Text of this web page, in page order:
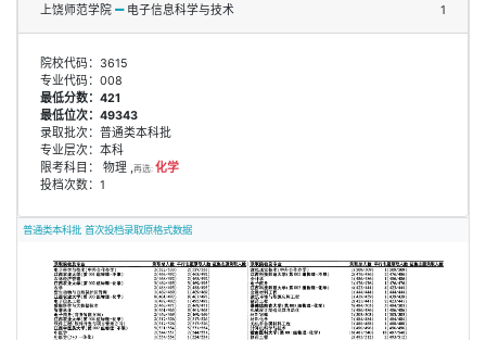
上饶师范学院 电子信息科学与技术 1
院校代码：3615
专业代码：008
最低分数：421
最低位次：49343
录取批次：普通类本科批
专业层次：本科
限考科目： 物理 ,再选: 化学
投档次数：1
普通类本科批 首次投档录取原格式数据